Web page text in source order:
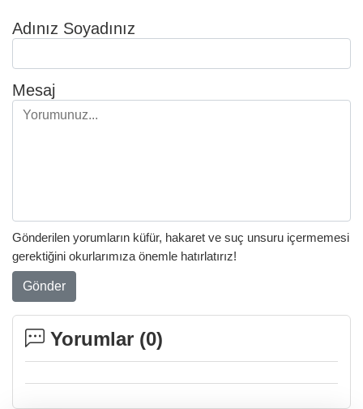
Adınız Soyadınız
Mesaj
Gönderilen yorumların küfür, hakaret ve suç unsuru içermemesi
gerektiğini okurlarımıza önemle hatırlatırız!
Gönder
Yorumlar (0)